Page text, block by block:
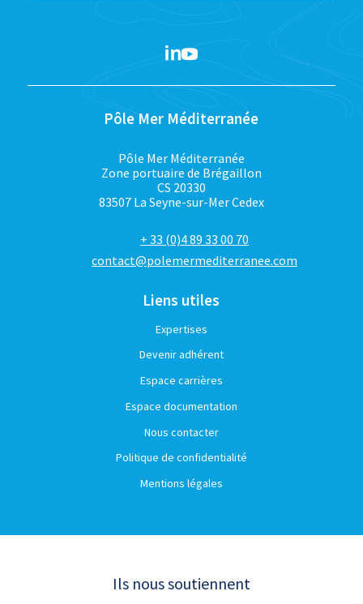
Pôle Mer Méditerranée
Pôle Mer Méditerranée
Zone portuaire de Brégaillon
CS 20330
83507 La Seyne-sur-Mer Cedex
+ 33 (0)4 89 33 00 70
contact@polemermediterranee.com
Liens utiles
Expertises
Devenir adhérent
Espace carrières
Espace documentation
Nous contacter
Politique de confidentialité
Mentions légales
Ils nous soutiennent